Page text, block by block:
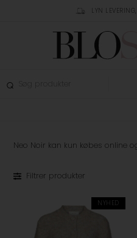
GRATIS FRAGT
Neo Noir kan kun købes online
Filtrer produkter
NYHED